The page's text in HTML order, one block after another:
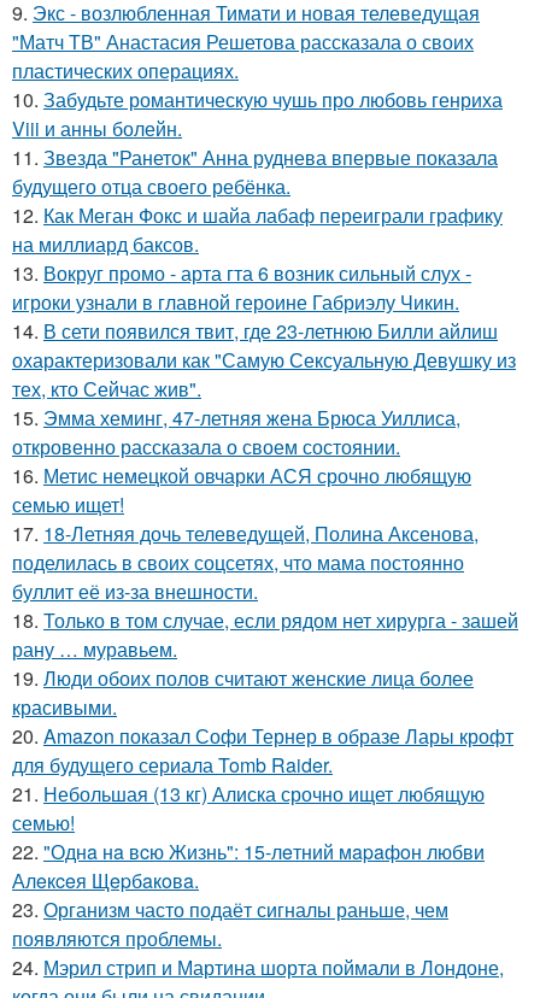
9. Экс - возлюбленная Тимати и новая телеведущая
"Матч ТВ" Анастасия Решетова рассказала о своих
пластических операциях.
10. Забудьте романтическую чушь про любовь генриха
Viii и анны болейн.
11. Звезда "Ранеток" Анна руднева впервые показала
будущего отца своего ребёнка.
12. Как Меган Фокс и шайа лабаф переиграли графику
на миллиард баксов.
13. Вокруг промо - арта гта 6 возник сильный слух -
игроки узнали в главной героине Габриэлу Чикин.
14. В сети появился твит, где 23-летнюю Билли айлиш
охарактеризовали как "Самую Сексуальную Девушку из
тех, кто Сейчас жив".
15. Эмма хеминг, 47-летняя жена Брюса Уиллиса,
откровенно рассказала о своем состоянии.
16. Метис немецкой овчарки АСЯ срочно любящую
семью ищет!
17. 18-Летняя дочь телеведущей, Полина Аксенова,
поделилась в своих соцсетях, что мама постоянно
буллит её из-за внешности.
18. Только в том случае, если рядом нет хирурга - зашей
рану … муравьем.
19. Люди обоих полов считают женские лица более
красивыми.
20. Amazon показал Софи Тернер в образе Лары крофт
для будущего сериала Tomb Raider.
21. Небольшая (13 кг) Алиска срочно ищет любящую
семью!
22. "Однa нa вcю Жизнь": 15-лeтний мapaфoн любви
Алeкceя Щepбaкoвa.
23. Организм часто подаёт сигналы раньше, чем
появляются проблемы.
24. Мэрил стрип и Мартина шорта поймали в Лондоне,